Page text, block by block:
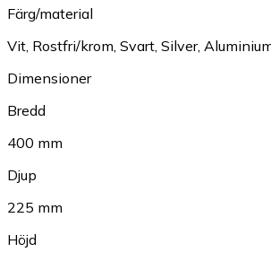
Färg/material
Vit Rostfri/krom Svart Silver,
Dimensioner
Bredd
400 mm
Djup
225 mm
Höjd